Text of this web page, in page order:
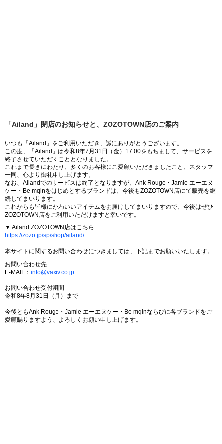
「Ailand」閉店のお知らせと、ZOZOTOWN店のご案内
いつも「Ailand」をご利用いただき、誠にありがとうございます。
この度、「Ailand」は令和8年7月31日（金）17:00をもちまして、サービスを
終了させていただくこととなりました。
これまで長きにわたり、多くのお客様にご愛顧いただきましたこと、スタッフ
一同、心より御礼申し上げます。
なお、Ailandでのサービスは終了となりますが、Ank Rouge・Jamie エーエヌ
ケー・Be mqinをはじめとするブランドは、今後もZOZOTOWN店にて販売を継
続してまいります。
これからも皆様にかわいいアイテムをお届けしてまいりますので、今後はぜひ
ZOZOTOWN店をご利用いただけますと幸いです。
▼ Ailand ZOZOTOWN店はこちら
https://zozo.jp/sp/shop/ailand/
本サイトに関するお問い合わせにつきましては、下記までお願いいたします。
お問い合わせ先
E-MAIL： info@vaxiv.co.jp
お問い合わせ受付期間
令和8年8月31日（月）まで
今後ともAnk Rouge・Jamie エーエヌケー・Be mqinならびに各ブランドをご
愛顧賜りますよう、よろしくお願い申し上げます。